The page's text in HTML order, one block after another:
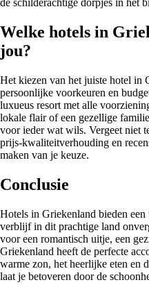
de schilderachtige dorpjes in het
Welke hotels in
jou?
Het kiezen van het juiste hotel in
persoonlijke voorkeuren en
luxueus resort met alle
lokale flair of een gezellige
voor ieder wat wils. Vergeet niet
prijs-kwaliteitverhouding en
maken van je keuze.
Conclusie
Hotels in Griekenland bieden
verblijf in dit prachtige land
voor een romantisch uitje, een
Griekenland heeft de perfecte
warme zon, het heerlijke eten en
laat je betoveren door de